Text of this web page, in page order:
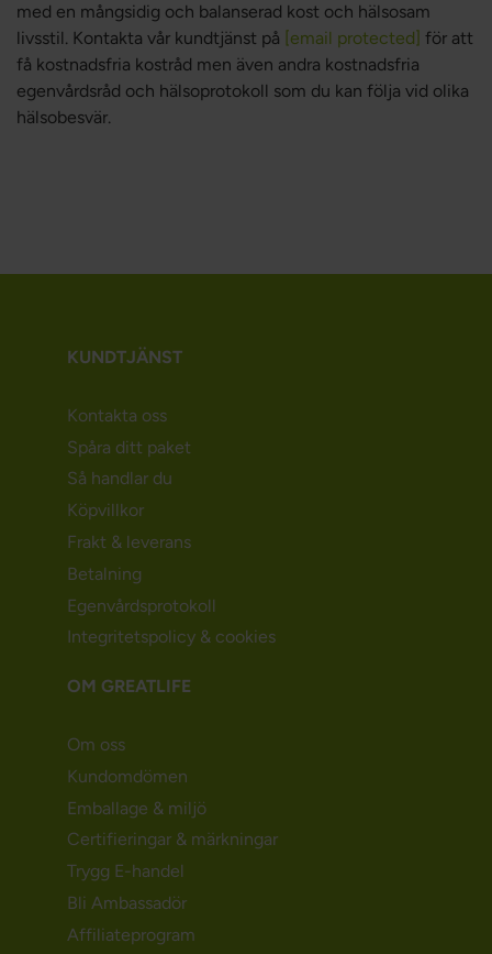
med en mångsidig och balanserad kost och hälsosam
livsstil. Kontakta vår kundtjänst på [email protected] för att
få kostnadsfria kostråd men även andra kostnadsfria
egenvårdsråd och hälsoprotokoll som du kan följa vid olika
hälsobesvär.
KUNDTJÄNST
Kontakta oss
Spåra ditt paket
Så handlar du
Köpvillkor
Frakt & leverans
Betalning
Egenvårdsprotokoll
Integritetspolicy & cookies
OM GREATLIFE
Om oss
Kundomdömen
Emballage & miljö
Certifieringar & märkningar
Trygg E-handel
Bli Ambassadör
Affiliateprogram